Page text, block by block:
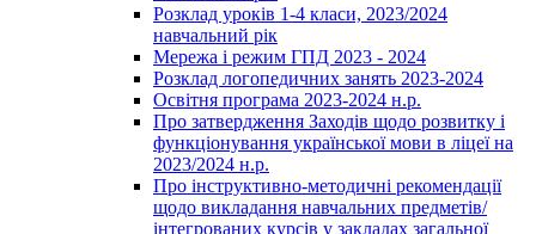
Розклад уроків 1-4 класи, 2023/2024
навчальний рік
Мережа і режим ГПД 2023 - 2024
Розклад логопедичних занять 2023-2024
Освітня програма 2023-2024 н.р.
Про затвердження Заходів щодо розвитку і
функціонування української мови в ліцеї на
2023/2024 н.р.
Про інструктивно-методичні рекомендації
щодо викладання навчальних предметів/
інтегрованих курсів у закладах загальної